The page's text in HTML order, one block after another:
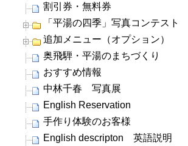
割引券・無料券
「平湯の四季」写真コンテスト
追加メニュー（オプション）
奥飛騨・平湯のまちづくり
おすすめ情報
中林千春 写真展
English Reservation
手作り体験のお客様
English descripton 英語説明